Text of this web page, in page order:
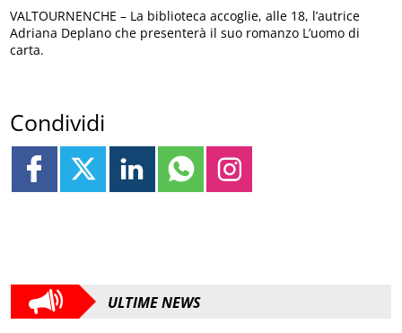
VALTOURNENCHE – La biblioteca accoglie, alle 18, l’autrice
Adriana Deplano che presenterà il suo romanzo L’uomo di
carta.
Condividi
ULTIME NEWS